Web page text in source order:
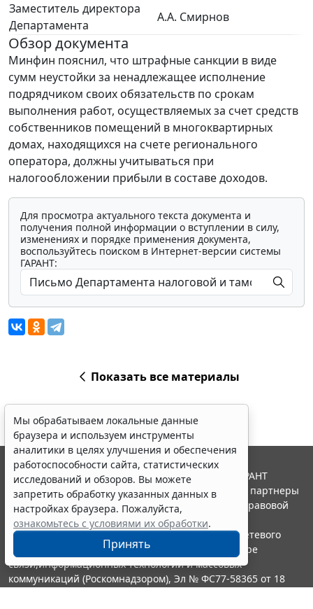
Заместитель директора
Департамента
А.А. Смирнов
Обзор документа
Минфин пояснил, что штрафные санкции в виде
сумм неустойки за ненадлежащее исполнение
подрядчиком своих обязательств по срокам
выполнения работ, осуществляемых за счет средств
собственников помещений в многоквартирных
домах, находящихся на счете регионального
оператора, должны учитываться при
налогообложении прибыли в составе доходов.
Для просмотра актуального текста документа и
получения полной информации о вступлении в силу,
изменениях и порядке применения документа,
воспользуйтесь поиском в Интернет-версии системы
ГАРАНТ:
Показать все материалы
Мы обрабатываем локальные данные
браузера и используем инструменты
аналитики в целях улучшения и обеспечения
работоспособности сайта, статистических
исследований и обзоров. Вы можете
запретить обработку указанных данных в
настройках браузера. Пожалуйста,
ознакомьтесь с условиями их обработки.
Принять
© ООО "НПП "ГАРАНТ-СЕРВИС", 2026. Система ГАРАНТ
выпускается с 1990 года. Компания "Гарант" и ее партнеры
являются участниками Российской ассоциации правовой
информации ГАРАНТ.
Портал ГАРАНТ.РУ зарегистрирован в качестве сетевого
издания Федеральной службой по надзору в сфере
связи,информационных технологий и массовых
коммуникаций (Роскомнадзором), Эл № ФС77-58365 от 18